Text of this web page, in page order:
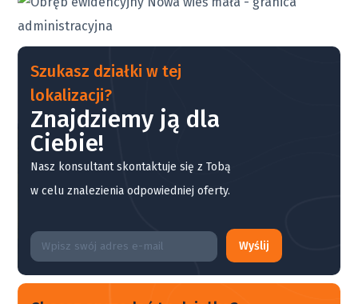
Szukasz działki w tej
lokalizacji?
Znajdziemy ją dla
Ciebie!
Nasz konsultant skontaktuje się z Tobą
w celu znalezienia odpowiedniej oferty.
Wyślij